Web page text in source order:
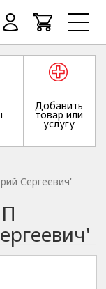
Добавить
товар или
услугу
Сергеевич'